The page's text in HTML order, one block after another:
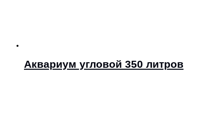
Аквариум угловой 350 литров